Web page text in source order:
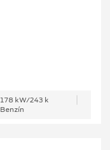
178 kW/243 k
Benzín